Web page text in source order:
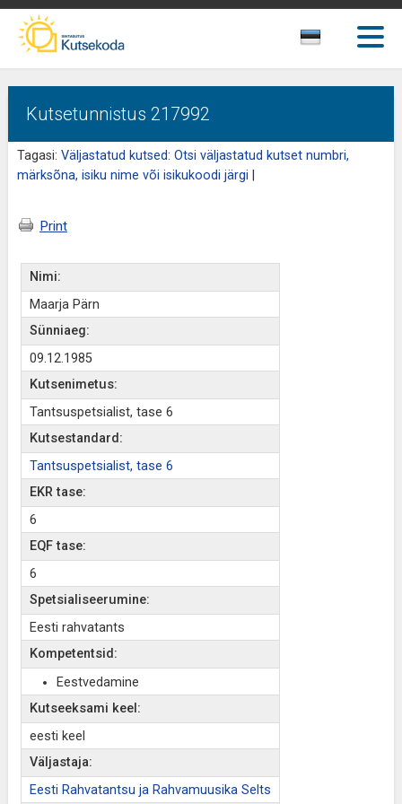
Kutsetunnistus 217992
Tagasi: Väljastatud kutsed: Otsi väljastatud kutset numbri,
märksõna, isiku nime või isikukoodi järgi
Print
Nimi:
Maarja Pärn
Sünniaeg:
09.12.1985
Kutsenimetus:
Tantsuspetsialist, tase 6
Kutsestandard:
Tantsuspetsialist, tase 6
EKR tase:
6
EQF tase:
6
Spetsialiseerumine:
Eesti rahvatants
Kompetentsid:
Eestvedamine
Kutseeksami keel:
eesti keel
Väljastaja:
Eesti Rahvatantsu ja Rahvamuusika Selts